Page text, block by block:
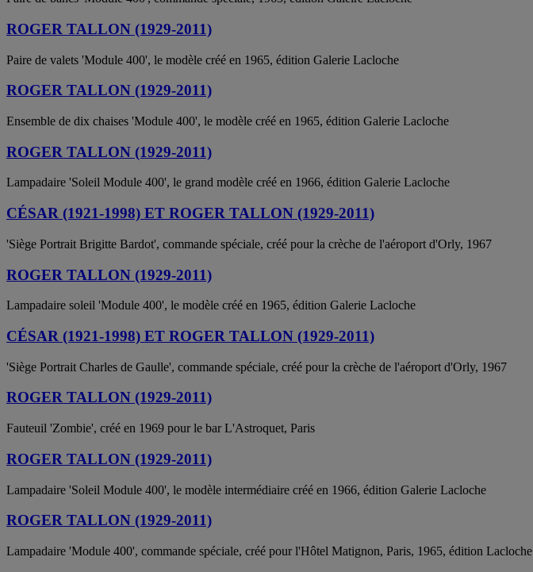
ROGER TALLON (1929-2011)
Paire de valets 'Module 400', le modèle créé en 1965, édition Galerie Lacloche
ROGER TALLON (1929-2011)
Ensemble de dix chaises 'Module 400', le modèle créé en 1965, édition Galerie Lacloche
ROGER TALLON (1929-2011)
Lampadaire 'Soleil Module 400', le grand modèle créé en 1966, édition Galerie Lacloche
CÉSAR (1921-1998) ET ROGER TALLON (1929-2011)
'Siège Portrait Brigitte Bardot', commande spéciale, créé pour la crèche de l'aéroport d'Orly, 1967
ROGER TALLON (1929-2011)
Lampadaire soleil 'Module 400', le modèle créé en 1965, édition Galerie Lacloche
CÉSAR (1921-1998) ET ROGER TALLON (1929-2011)
'Siège Portrait Charles de Gaulle', commande spéciale, créé pour la crèche de l'aéroport d'Orly, 1967
ROGER TALLON (1929-2011)
Fauteuil 'Zombie', créé en 1969 pour le bar L'Astroquet, Paris
ROGER TALLON (1929-2011)
Lampadaire 'Soleil Module 400', le modèle intermédiaire créé en 1966, édition Galerie Lacloche
ROGER TALLON (1929-2011)
Lampadaire 'Module 400', commande spéciale, créé pour l'Hôtel Matignon, Paris, 1965, édition Lacloche